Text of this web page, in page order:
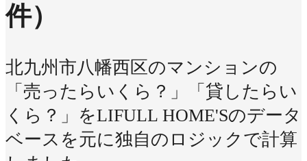
件）
北九州市八幡西区のマンションの
「売ったらいくら？」「貸したらい
くら？」をLIFULL HOME'Sのデータ
ベースを元に独自のロジックで計算